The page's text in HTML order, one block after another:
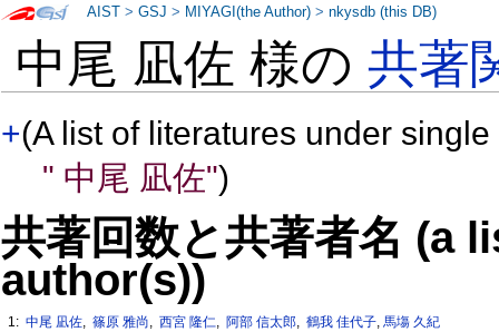
中尾 凪佐 様の共著
+(A list of literatures under
" 中尾 凪佐")
共著回数と共著者名 (a
author(s))
1: 中尾 凪佐, 篠原 雅尚, 西宮 隆仁, 阿部 信太郎, 鶴我 佳代子,馬塲 久紀
AIST >GSJ > MIYAGI(the Author) >nkysdb (this DB)